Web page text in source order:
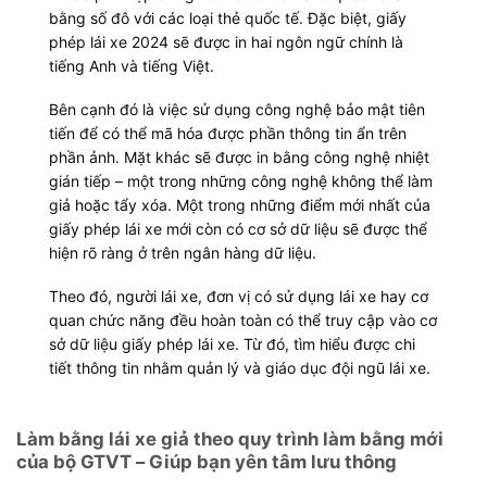
bằng số đô với các loại thẻ quốc tế. Đặc biệt, giấy
phép lái xe 2024 sẽ được in hai ngôn ngữ chính là
tiếng Anh và tiếng Việt.
Bên cạnh đó là việc sử dụng công nghệ bảo mật tiên
tiến để có thể mã hóa được phần thông tin ẩn trên
phần ảnh. Mặt khác sẽ được in bằng công nghệ nhiệt
gián tiếp – một trong những công nghệ không thể làm
giả hoặc tẩy xóa. Một trong những điểm mới nhất của
giấy phép lái xe mới còn có cơ sở dữ liệu sẽ được thể
hiện rõ ràng ở trên ngân hàng dữ liệu.
Theo đó, người lái xe, đơn vị có sử dụng lái xe hay cơ
quan chức năng đều hoàn toàn có thể truy cập vào cơ
sở dữ liệu giấy phép lái xe. Từ đó, tìm hiểu được chi
tiết thông tin nhằm quản lý và giáo dục đội ngũ lái xe.
Làm bằng lái xe giả theo quy trình làm bằng mới
của bộ GTVT – Giúp bạn yên tâm lưu thông